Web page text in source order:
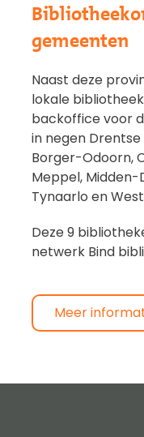
gemeenten
Naast deze
lokale
backoffice voor
in negen
Borger-Odoorn,
Meppel,
Tynaarlo en
Deze 9
netwerk Bind
Meer